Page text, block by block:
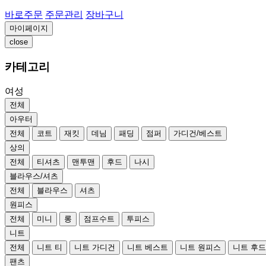
바로주문 주문관리 장바구니
마이페이지
close
카테고리
여성
전체
아우터
전체
코트 재킷 데님 패딩 점퍼
가디건/베스트
상의
전체
티셔츠 맨투맨 후드
나시
블라우스/셔츠
전체
블라우스
셔츠
원피스
전체
미니 롱 점프수트
투피스
니트
전체
니트 티 니트 가디건 니트 베스트 니트 원피스 니트 후
팬츠